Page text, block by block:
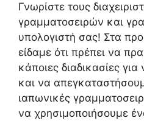
Γνωρίστε τους
γραμματοσειρών και
υπολογιστή σας! Στα
είδαμε ότι πρέπει να
κάποιες διαδικασίες
και να
ιαπωνικές
να χρησιμοποιήσουμε